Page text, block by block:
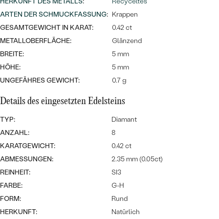
Wave Kollektion
ANSEHEN
NACH DER FARBE
NACH DER FORM
MASSGEFERTIGTER
DIAMANTEN
Ohrrinnge
Personalisierte
Halsketten
ANSEHEN
Meistverkaufte
Ringe
ARTEN DER SCHMUCKFASSUNG: Krappen
GESAMTGEWICHT IN KARAT:
0.42 ct
METALLOBERFLÄCHE:
Glänzend
BREITE:
5 mm
HÖHE:
5 mm
UNGEFÄHRES GEWICHT:
0.7 g
Details des eingesetzten Edelsteins
TYP:
Diamant
ANZAHL:
8
KARATGEWICHT:
0.42 ct
ABMESSUNGEN:
2.35 mm (0.05ct)
REINHEIT:
SI3
FARBE:
G-H
FORM:
Rund
HERKUNFT:
Natürlich